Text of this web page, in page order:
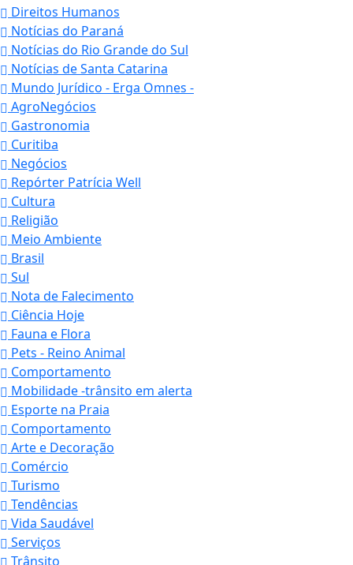
Direitos Humanos
Notícias do Paraná
Notícias do Rio Grande do Sul
Notícias de Santa Catarina
Mundo Jurídico - Erga Omnes -
AgroNegócios
Gastronomia
Curitiba
Negócios
Repórter Patrícia Well
Cultura
Religião
Meio Ambiente
Brasil
Sul
Nota de Falecimento
Ciência Hoje
Fauna e Flora
Pets - Reino Animal
Comportamento
Mobilidade -trânsito em alerta
Esporte na Praia
Comportamento
Arte e Decoração
Comércio
Turismo
Tendências
Vida Saudável
Serviços
Trânsito